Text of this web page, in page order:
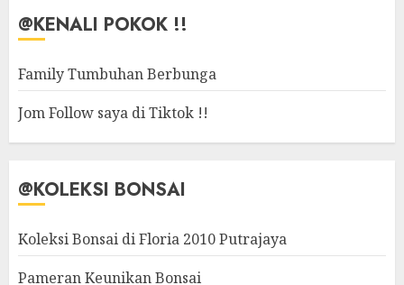
@KENALI POKOK !!
Family Tumbuhan Berbunga
Jom Follow saya di Tiktok !!
@KOLEKSI BONSAI
Koleksi Bonsai di Floria 2010 Putrajaya
Pameran Keunikan Bonsai